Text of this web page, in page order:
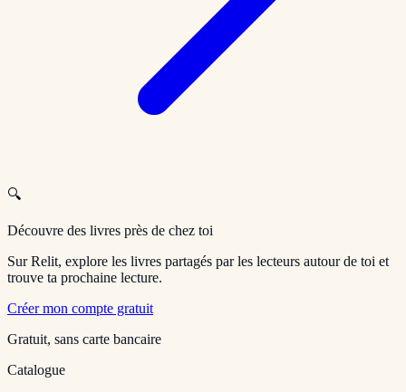
🔍
Découvre des livres près de chez toi
Sur Relit, explore les livres partagés par les lecteurs autour de toi et
trouve ta prochaine lecture.
Créer mon compte gratuit
Gratuit, sans carte bancaire
Catalogue